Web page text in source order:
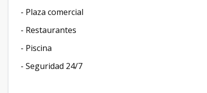
- Plaza comercial
- Restaurantes
- Piscina
- Seguridad 24/7